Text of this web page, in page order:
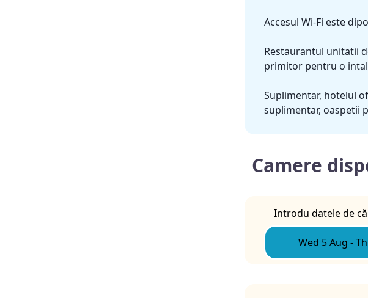
Accesul Wi-Fi este
Restaurantul unitatii
primitor pentru o
Suplimentar, hotelul
suplimentar, oaspetii
Camere
Introdu datele de
Wed 5 Aug -